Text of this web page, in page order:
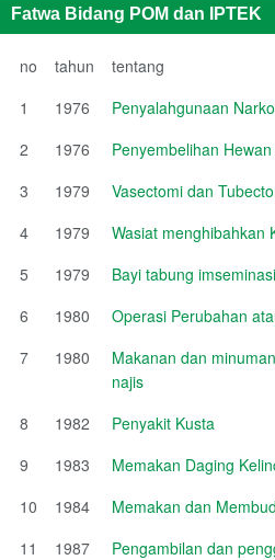
Fatwa Bidang POM dan IPTEK
no tahun
tentang
1
1976
Penyalahgunaan
2
1976
Penyembelihan
3
1979
Vasectomi dan
4
1979
Wasiat menghibahkan
5
1979
Bayi tabung
6
1980
Operasi Perubahan
7
1980
Makanan dan
najis
8
1982
Penyakit Kusta
9
1983
Memakan Daging
10
1984
Memakan dan
11
1987
Pengambilan dan